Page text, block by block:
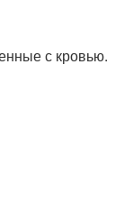
с кровью.